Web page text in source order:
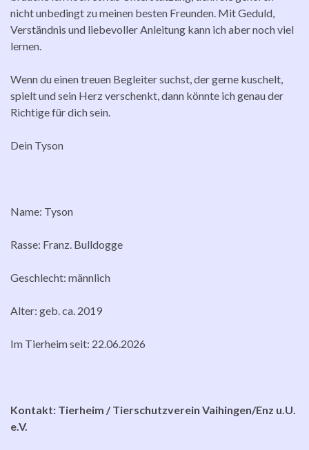
nicht unbedingt zu meinen besten Freunden. Mit Geduld,
Verständnis und liebevoller Anleitung kann ich aber noch viel
lernen.
Wenn du einen treuen Begleiter suchst, der gerne kuschelt,
spielt und sein Herz verschenkt, dann könnte ich genau der
Richtige für dich sein.
Dein Tyson
Name: Tyson
Rasse: Franz. Bulldogge
Geschlecht: männlich
Alter: geb. ca. 2019
Im Tierheim seit: 22.06.2026
Kontakt: Tierheim / Tierschutzverein Vaihingen/Enz u.U.
e.V.